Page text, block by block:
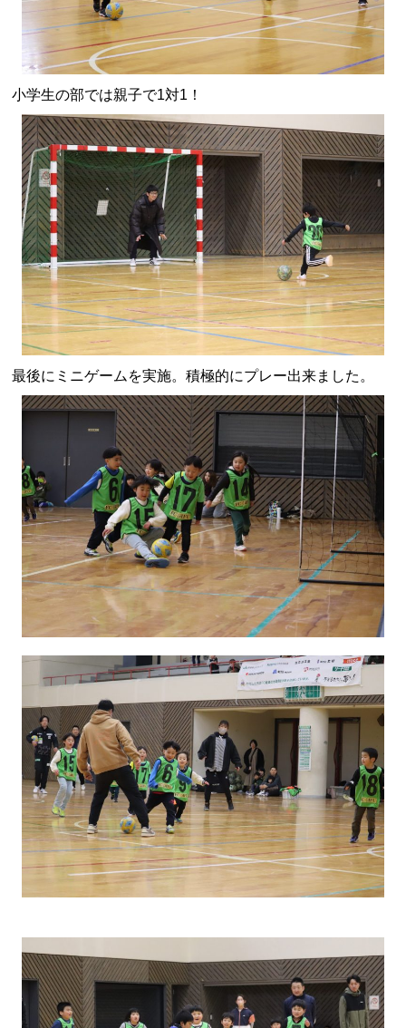
小学生の部では親子で1対1！
最後にミニゲームを実施。積極的にプレー出来ました。